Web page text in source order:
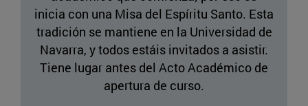
inicia con una Misa del Espíritu Santo. Esta
tradición se mantiene en la Universidad de
Navarra, y todos estáis invitados a asistir.
Tiene lugar antes del Acto Académico de
apertura de curso.